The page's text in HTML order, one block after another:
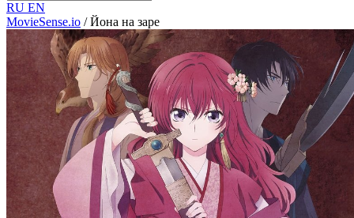
RU EN
MovieSense.io / Йона на заре